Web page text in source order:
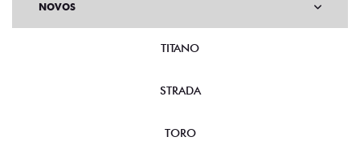
NOVOS
TITANO
STRADA
TORO